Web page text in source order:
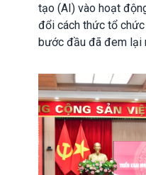
tạo (AI) vào hoạt
đổi cách thức tổ
bước đầu đã đem lại